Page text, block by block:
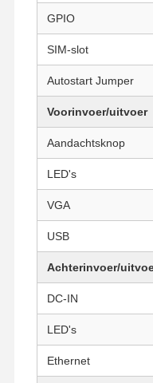
GPIO
SIM-slot
Autostart Jumper
Voorinvoer/uitvoer
Aandachtsknop
LED's
VGA
USB
Achterinvoer/
DC-IN
LED's
Ethernet